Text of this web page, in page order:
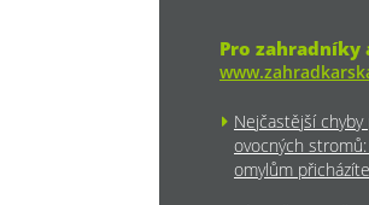
Pro zahradníky
Nejčastější
ovocných
omylům